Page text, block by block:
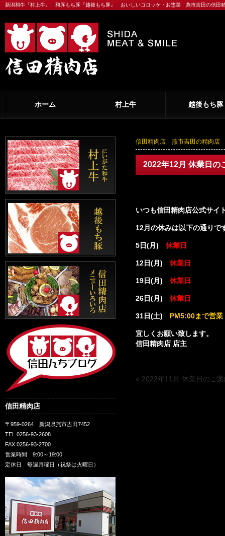
新潟和牛『村上牛』 和豚もち豚『越後もち豚』 おいしいコロッケ・お惣菜 燕市吉田の信田
ホーム 村上牛 越後もち豚
信田精肉店 燕市吉田の精肉
2022年12月 休業日の
いつも信田精肉店公式サイ
12月の休みは以下の通りで
5日(月) 休業日
12日(月) 休業日
19日(月) 休業日
26日(月) 休業日
31日(土) PM5:00まで営業
宜しくお願い致します。
信田精肉店 店主
« 2022年11月 休業日のご
信田精肉店
〒959-0264 新潟県燕市吉田7452
TEL.0256-93-2608
FAX.0256-93-2700
営業時間 9:00～19:00
定休日 毎週月曜日（祝祭は火曜日）